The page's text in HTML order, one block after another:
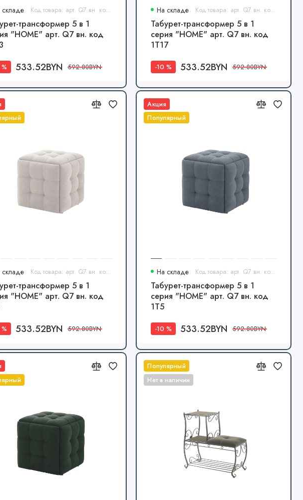
Код товара: арт. Q7 вн. код 1Т13
трансформер 5 в 1
"HOME" арт. Q7 вн. код
533.52BYN 592.80BYN
На складе Код товара: арт. Q7 вн. код 1Т17
Табурет-трансформер 5 в 1
серия "HOME" арт. Q7 вн. код
1Т17
-10 % 533.52BYN 592.80BYN
Код товара: арт. Q7 вн. код 1Т3
трансформер 5 в 1
"HOME" арт. Q7 вн. код
533.52BYN 592.80BYN
Акция
Популярный
На складе Код товара: арт. Q7 вн. код 1Т5
Табурет-трансформер 5 в 1
серия "HOME" арт. Q7 вн. код
1Т5
-10 % 533.52BYN 592.80BYN
Популярный
Нет в наличии